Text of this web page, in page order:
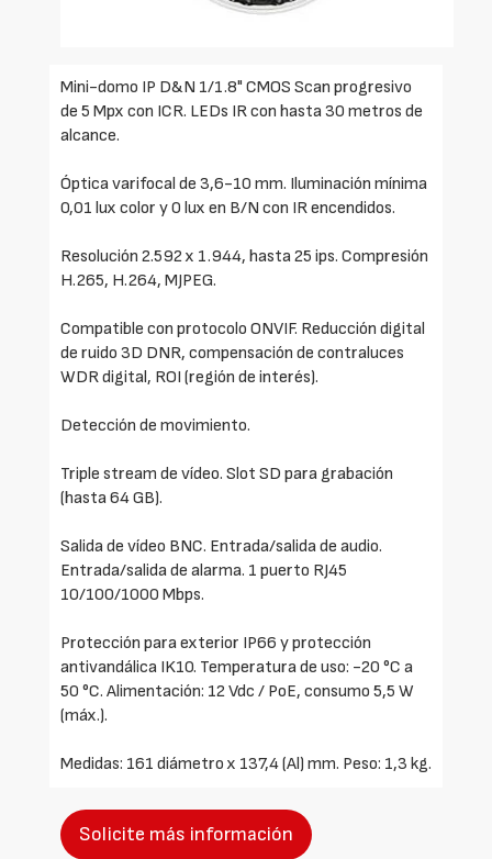
Mini-domo IP D&N 1/1.8" CMOS Scan progresivo
de 5 Mpx con ICR. LEDs IR con hasta 30 metros de
alcance.
Óptica varifocal de 3,6-10 mm. Iluminación mínima
0,01 lux color y 0 lux en B/N con IR encendidos.
Resolución 2.592 x 1.944, hasta 25 ips. Compresión
H.265, H.264, MJPEG.
Compatible con protocolo ONVIF. Reducción digital
de ruido 3D DNR, compensación de contraluces
WDR digital, ROI (región de interés).
Detección de movimiento.
Triple stream de vídeo. Slot SD para grabación
(hasta 64 GB).
Salida de vídeo BNC. Entrada/salida de audio.
Entrada/salida de alarma. 1 puerto RJ45
10/100/1000 Mbps.
Protección para exterior IP66 y protección
antivandálica IK10. Temperatura de uso: -20 °C a
50 °C. Alimentación: 12 Vdc / PoE, consumo 5,5 W
(máx.).
Medidas: 161 diámetro x 137,4 (Al) mm. Peso: 1,3 kg.
Solicite más información